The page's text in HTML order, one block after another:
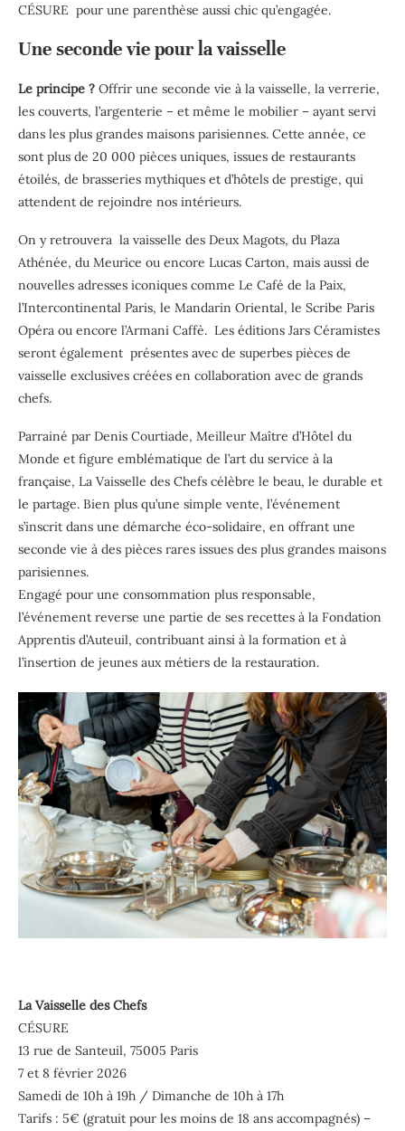
CÉSURE pour une parenthèse aussi chic qu’engagée.
Une seconde vie pour la vaisselle
Le principe ? Offrir une seconde vie à la vaisselle, la verrerie,
les couverts, l’argenterie – et même le mobilier – ayant servi
dans les plus grandes maisons parisiennes. Cette année, ce
sont plus de 20 000 pièces uniques, issues de restaurants
étoilés, de brasseries mythiques et d’hôtels de prestige, qui
attendent de rejoindre nos intérieurs.
On y retrouvera la vaisselle des Deux Magots, du Plaza
Athénée, du Meurice ou encore Lucas Carton, mais aussi de
nouvelles adresses iconiques comme Le Café de la Paix,
l’Intercontinental Paris, le Mandarin Oriental, le Scribe Paris
Opéra ou encore l’Armani Caffè. Les éditions Jars Céramistes
seront également présentes avec de superbes pièces de
vaisselle exclusives créées en collaboration avec de grands
chefs.
Parrainé par Denis Courtiade, Meilleur Maître d’Hôtel du
Monde et figure emblématique de l’art du service à la
française, La Vaisselle des Chefs célèbre le beau, le durable et
le partage. Bien plus qu’une simple vente, l’événement
s’inscrit dans une démarche éco-solidaire, en offrant une
seconde vie à des pièces rares issues des plus grandes maisons
parisiennes.
Engagé pour une consommation plus responsable,
l’événement reverse une partie de ses recettes à la Fondation
Apprentis d’Auteuil, contribuant ainsi à la formation et à
l’insertion de jeunes aux métiers de la restauration.
La Vaisselle des Chefs
CÉSURE
13 rue de Santeuil, 75005 Paris
7 et 8 février 2026
Samedi de 10h à 19h / Dimanche de 10h à 17h
Tarifs : 5€ (gratuit pour les moins de 18 ans accompagnés) –